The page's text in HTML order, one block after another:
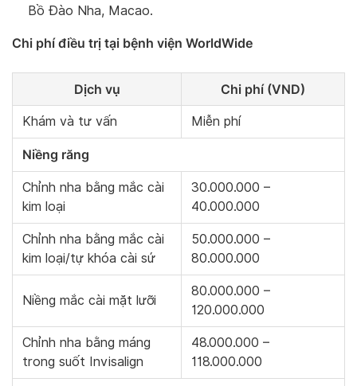
Bồ Đào Nha, Macao.
Chi phí điều trị tại bệnh viện WorldWide
Dịch vụ Chi phí (VND)
Khám và tư vấn Miễn phí
Niềng răng
Chỉnh nha bằng mắc cài
kim loại
30.000.000 –
40.000.000
Chỉnh nha bằng mắc cài
kim loại/tự khóa cài sứ
50.000.000 –
80.000.000
Niềng mắc cài mặt lưỡi
80.000.000 –
120.000.000
Chỉnh nha bằng máng
trong suốt Invisalign
48.000.000 –
118.000.000